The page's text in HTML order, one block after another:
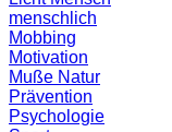
menschlich
Mobbing
Motivation
Muße Natur
Prävention
Psychologie